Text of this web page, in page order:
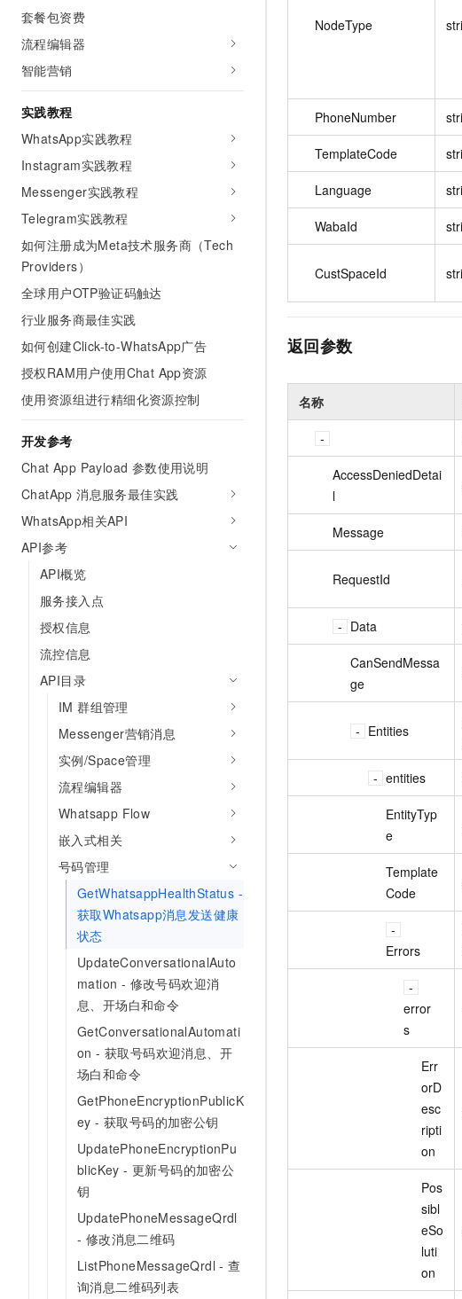
套餐包资费
流程编辑器
智能营销
实践教程
WhatsApp实践教程
Instagram实践教程
Messenger实践教程
Telegram实践教程
如何注册成为Meta技术服务商（Tech
Providers）
全球用户OTP验证码触达
行业服务商最佳实践
如何创建Click-to-WhatsApp广告
授权RAM用户使用Chat App资源
使用资源组进行精细化资源控制
开发参考
Chat App Payload 参数使用说明
ChatApp 消息服务最佳实践
WhatsApp相关API
API参考
API概览
服务接入点
授权信息
流控信息
API目录
IM 群组管理
Messenger营销消息
实例/Space管理
流程编辑器
Whatsapp Flow
嵌入式相关
号码管理
GetWhatsappHealthStatus -
获取Whatsapp消息发送健康
状态
UpdateConversationalAuto
mation - 修改号码欢迎消
息、开场白和命令
GetConversationalAutomati
on - 获取号码欢迎消息、开
场白和命令
GetPhoneEncryptionPublicK
ey - 获取号码的加密公钥
UpdatePhoneEncryptionPu
blicKey - 更新号码的加密公
钥
UpdatePhoneMessageQrdl
- 修改消息二维码
ListPhoneMessageQrdl - 查
询消息二维码列表
NodeType
PhoneNumber
TemplateCode
Language
WabaId
CustSpaceId
返回参数
名称
AccessDeniedDetai
l
Message
RequestId
Data
CanSendMessa
ge
Entities
entities
EntityTyp
e
Template
Code
Errors
error
s
Err
orD
esc
ripti
on
Pos
sibl
eSo
luti
on